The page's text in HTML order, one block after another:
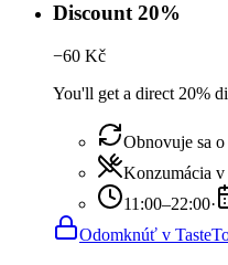
Discount 20%
−60 Kč
You'll get a direct 20%
Obnovuje sa
Konzumácia
11:00–22:00·
Odomknúť v